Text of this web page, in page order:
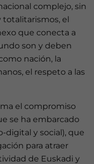
complejo, sin
totalitarismos, el
que conecta a
son y deben
nación, la
el respeto a las
el compromiso
se ha embarcado
digital y social), que
para atraer
de Euskadi y